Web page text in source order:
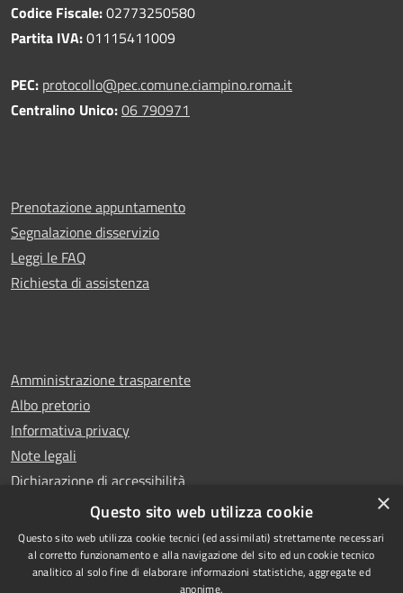
Codice Fiscale:02773250580
Partita IVA:01115411009
PEC: protocollo@pec.comune.ciampino.roma.it
Centralino Unico:06 790971
Prenotazione appuntamento
Segnalazione disservizio
Leggi le FAQ
Richiesta di assistenza
Amministrazione trasparente
Albo pretorio
Informativa privacy
Note legali
Dichiarazione di accessibilità
Whistleblowing
×
Questo sito web utilizza cookie
Questo sito web utilizza cookie tecnici (ed assimilati) strettamente necessari
al corretto funzionamento e alla navigazione del sito ed un cookie tecnico
analitico al solo fine di elaborare informazioni statistiche, aggregate ed
anonime.